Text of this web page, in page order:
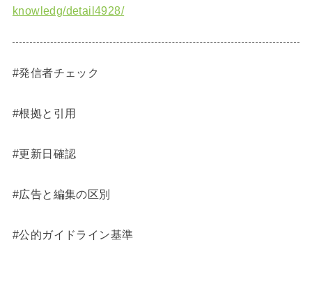
knowledg/detail4928/
#発信者チェック
#根拠と引用
#更新日確認
#広告と編集の区別
#公的ガイドライン基準